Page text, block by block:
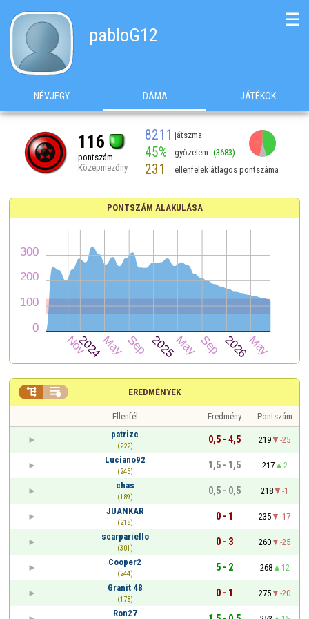
pabloG12
☰
NÉVJEGY DÁMA JÁTÉKOK
116
pontszám
Középmezőny
8211 játszma
45% győzelem (3683)
231 ellenfelek átlagos pontszáma
PONTSZÁM ALAKULÁSA
EREDMÉNYEK
 
Ellenfél Eredmény
Pontszám
patrizc
(222)
0,5 - 4,5 219
-25
Luciano92
(245)
1,5 - 1,5 217
2
chas
(189)
0,5 - 0,5 218
-1
JUANKAR
(218)
0 - 1 235
-17
scarpariello
(301)
0 - 3 260
-25
Cooper2
(244)
5 - 2 268
12
Granit 48
(178)
0 - 1 275
-20
Ron27